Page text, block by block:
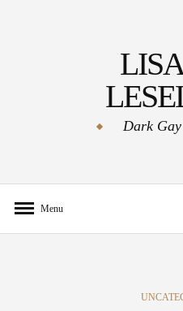
Dark Gay
Menu